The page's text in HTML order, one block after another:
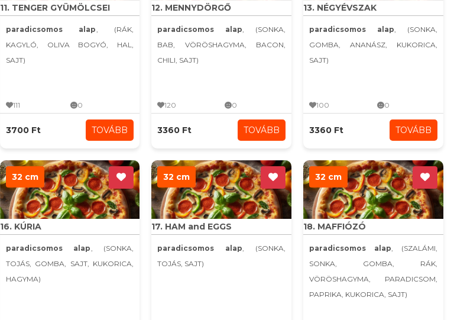
11. TENGER GYÜMÖLCSEI
paradicsomos alap, (RÁK,
KAGYLÓ, OLIVA BOGYÓ, HAL,
SAJT)
111 0
3700 Ft TOVÁBB
12. MENNYDÖRGŐ
paradicsomos alap, (SONKA,
BAB, VÖRÖSHAGYMA, BACON,
CHILI, SAJT)
120 0
3360 Ft TOVÁBB
13. NÉGYÉVSZAK
paradicsomos alap, (SONKA,
GOMBA, ANANÁSZ, KUKORICA,
SAJT)
100 0
3360 Ft TOVÁBB
32 cm
16. KÚRIA
paradicsomos alap, (SONKA,
TOJÁS, GOMBA, SAJT, KUKORICA,
HAGYMA)
32 cm
17. HAM and EGGS
paradicsomos alap, (SONKA,
TOJÁS, SAJT)
32 cm
18. MAFFIÓZÓ
paradicsomos alap, (SZALÁMI,
SONKA, GOMBA, RÁK,
VÖRÖSHAGYMA, PARADICSOM,
PAPRIKA, KUKORICA, SAJT)